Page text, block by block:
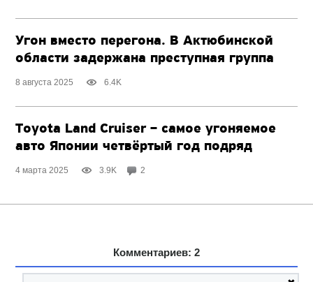
Угон вместо перегона. В Актюбинской
области задержана преступная группа
8 августа 2025 6.4K
Toyota Land Cruiser – самое угоняемое
авто Японии четвёртый год подряд
4 марта 2025 3.9K 2
Комментариев: 2